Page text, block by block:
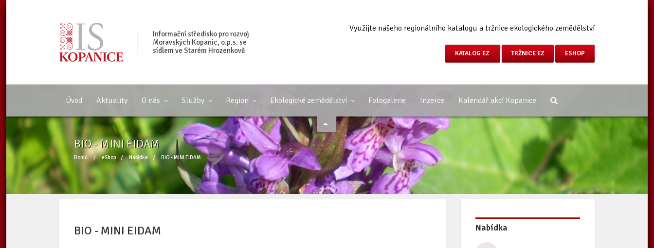
Informační středisko pro rozvoj
Moravských Kopanic, o.p.s. se
sídlem ve Starém Hrozenkově
Využijte našeho regionálního katalogu a tržnice ekologického zemědělství
KATALOG EZ TRŽNICE EZ ESHOP
Úvod Aktuality O nás Služby Region Ekologické zemědělství Fotogalerie Inzerce Kalendář akcí Kopanice
BIO - MINI EIDAM
Domů / eShop / Nabídka / BIO - MINI EIDAM
BIO - MINI EIDAM Nabídka